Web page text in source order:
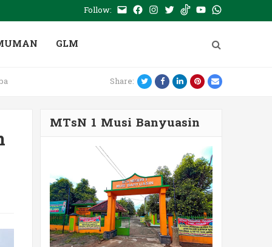
Follow: E- Facebook
Instagram
TwitterTiktokYoutubeWhatsApp
GLM
Share: TwitterFacebookLinkedIn
Pinterest
Email
MTsN 1 Musi Banyuasin